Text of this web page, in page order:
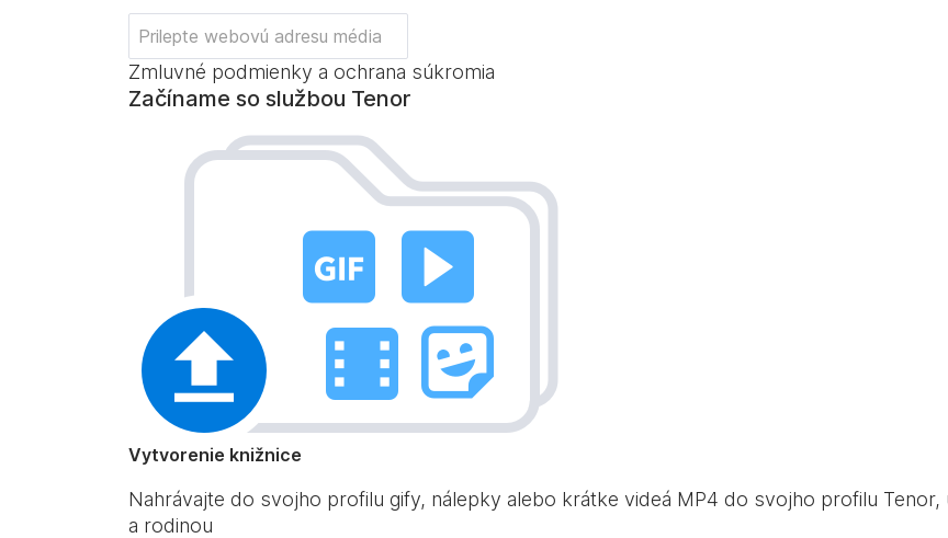
Zmluvné podmienky a ochrana súkromia
Začíname so službou Tenor
Vytvorenie knižnice
Nahrávajte do svojho profilu gify, nálepky alebo krátke videá MP4 do svojho profilu
a rodinou